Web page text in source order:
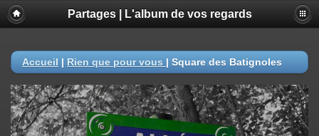
Partages | L'album de vos regards
Accueil | Rien que pour vous | Square des Batignoles